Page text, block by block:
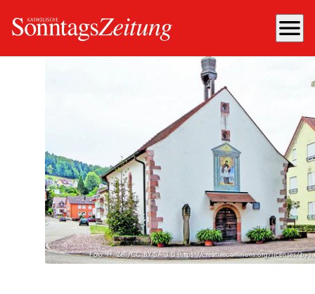
menu
Foto: H. Zell/CC BY-SA 3.0 (https://creativecommons.org/licenses/by-